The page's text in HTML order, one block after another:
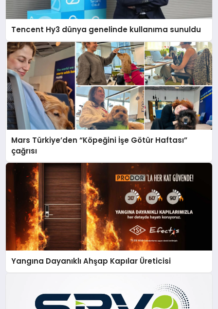
Tencent Hy3 dünya genelinde kullanıma sunuldu
Mars Türkiye’den “Köpeğini İşe Götür Haftası”
çağrısı
Yangına Dayanıklı Ahşap Kapılar Üreticisi